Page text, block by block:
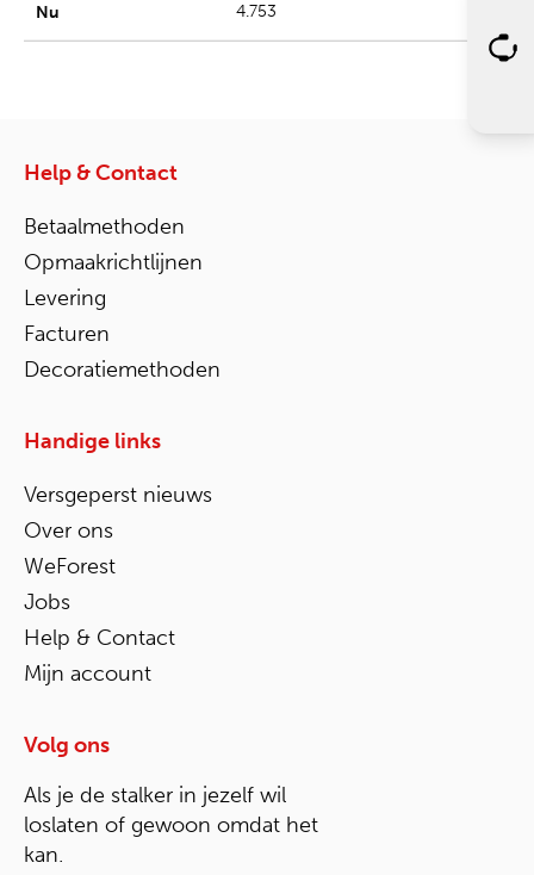
4.753
Help & Contact
Betaalmethoden
Opmaakrichtlijnen
Levering
Facturen
Decoratiemethoden
Handige links
Versgeperst nieuws
Over ons
WeForest
Jobs
Help & Contact
Mijn account
Volg ons
Als je de stalker in jezelf wil
loslaten of gewoon omdat het
kan.